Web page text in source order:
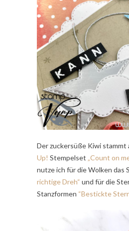
Der zuckersüße Kiwi stammt
Up! Stempelset „Count on
nutze ich für die Wolken das
richtige Dreh“ und für die
Stanzformen “Bestickte